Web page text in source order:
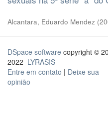
Alcantara, Eduardo Mendez (
DSpace software copyright ©
2022 LYRASIS
Entre em contato | Deixe sua
opinião